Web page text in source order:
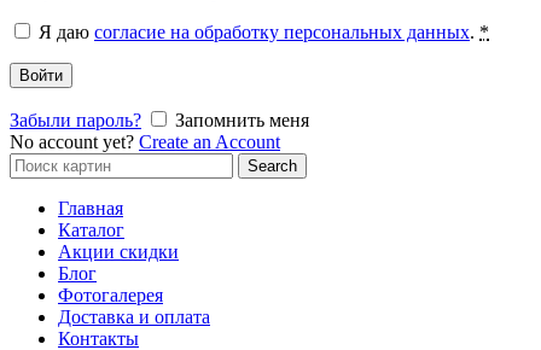
Я даю согласие на обработку персональных данных. *
Войти
Забыли пароль?
Запомнить меня
No account yet? Create an Account
Search
for:
Search
Главная
Каталог
Акции скидки
Блог
Фотогалерея
Доставка и оплата
Контакты